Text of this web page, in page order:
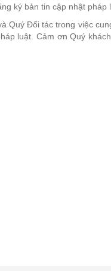
ký bản tin cập nhật pháp
Quý Đối tác trong việc
luật. Cảm ơn Quý